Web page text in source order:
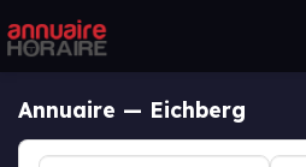
Annuaire — Eichberg